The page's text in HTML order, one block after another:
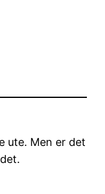
ute. Men er det